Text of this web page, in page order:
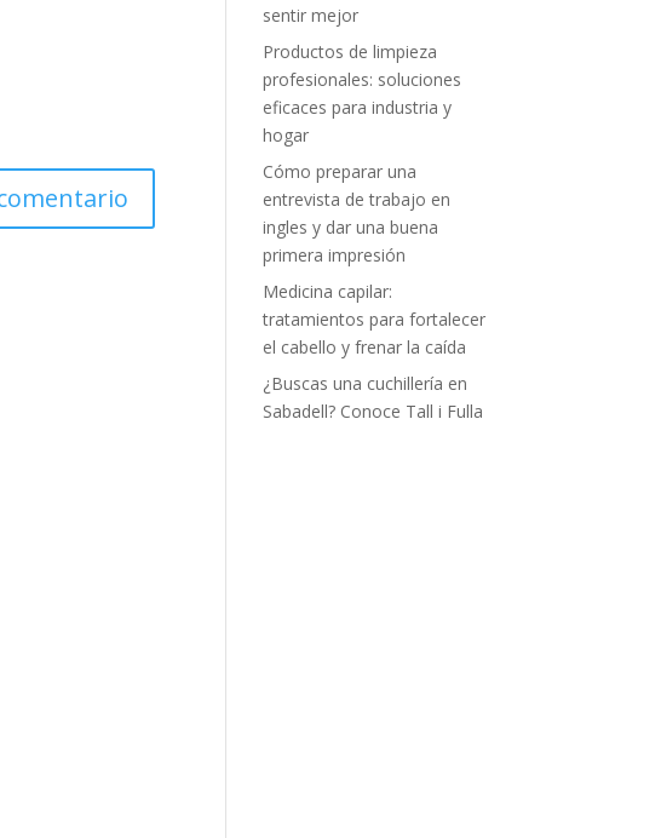
sentir mejor
Productos de limpieza
profesionales: soluciones
eficaces para industria y
hogar
Cómo preparar una
entrevista de trabajo en
ingles y dar una buena
primera impresión
Medicina capilar:
tratamientos para fortalecer
el cabello y frenar la caída
¿Buscas una cuchillería en
Sabadell? Conoce Tall i Fulla